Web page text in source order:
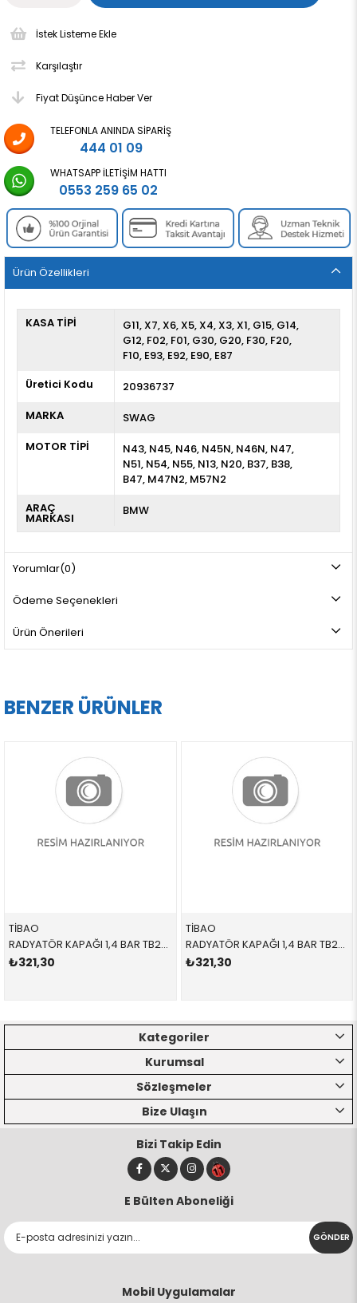
İstek Listeme Ekle
Karşılaştır
Fiyat Düşünce Haber Ver
TELEFONLA ANINDA SIPARIŞ
444 01 09
WHATSAPP İLETIŞIM HATTI
0553 259 65 02
Ürün Özellikleri
KASA TİPİ G11 X7 X6 X5 X4 X3 X1 G15 G14
G12 F02 F01 G30 G20 F30 F20
F10 E93 E92 E90 E87
Üretici Kodu
20936737
MARKA
SWAG
MOTOR TİPİ
N43, N45, N46, N45N, N46N, N47,
N51, N54, N55, N13, N20, B37, B38,
B47, M47N2, M57N2
ARAÇ
MARKASI
BMW
Yorumlar(0)
Ödeme Seçenekleri
Ürün Önerileri
BENZER ÜRÜNLER
TİBAO
RADYATÖR KAPAĞI 1,4 BAR TB22C0065,390113 17117639020 17117639020 E87,E90,E92,E93,F10,F20,F30,G20,G30,F01,F02,G11,G1 N43,N45,N46,N45N,N46N,N47,N51,N54,N55,N13,N20,B37,
₺321,30
TİBAO
RADYATÖR KAPAĞI 1,4 BAR TB22C0065,390113 17117639020 17117639020 E87,E90,E92,E93,F10,F20,F30,G20,G30,F01,F02,G11,G1 N43,N45,N46,N45N,N46N,N47,N51,N54,N55,N13,N20,B37,
₺321,30
Kategoriler
Kurumsal
Sözleşmeler
Bize Ulaşın
Bizi Takip Edin
E Bülten Aboneliği
GÖNDER
Mobil Uygulamalar